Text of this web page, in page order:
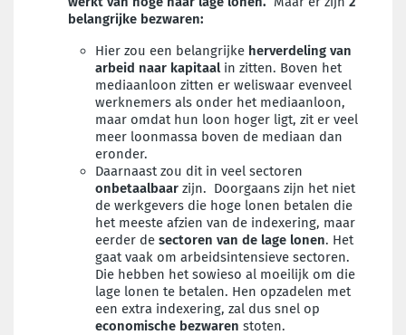
belangrijke bezwaren:
Hier zou een belangrijke herverdeling van
arbeid naar kapitaalin zitten. Boven het
mediaanloon zitten er weliswaar evenveel
werknemers als onder het mediaanloon,
maar omdat hun loon hoger ligt, zit er veel
meer loonmassa boven de mediaan dan
eronder.
Daarnaast zou dit in veel sectoren
onbetaalbaar zijn. Doorgaans zijn het niet
de werkgevers die hoge lonen betalen die
het meeste afzien van de indexering, maar
eerder de sectoren van de lage lonen. Het
gaat vaak om arbeidsintensieve sectoren.
Die hebben het sowieso al moeilijk om die
lage lonen te betalen. Hen opzadelen met
een extra indexering, zal dus snel op
economische bezwaren stoten.